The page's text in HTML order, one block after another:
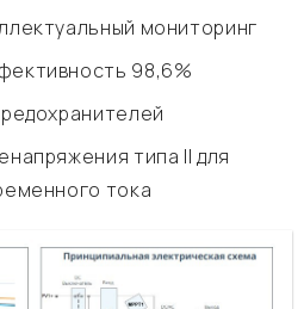
мониторинг
98,6%
типа II для
тока